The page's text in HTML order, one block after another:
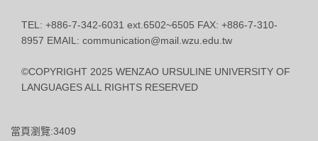
TEL: +886-7-342-6031 ext.6502~6505 FAX: +886-7-310-
8957 EMAIL: communication@mail.wzu.edu.tw
©COPYRIGHT 2025 WENZAO URSULINE UNIVERSITY OF
LANGUAGES ALL RIGHTS RESERVED
當頁瀏覽:3409